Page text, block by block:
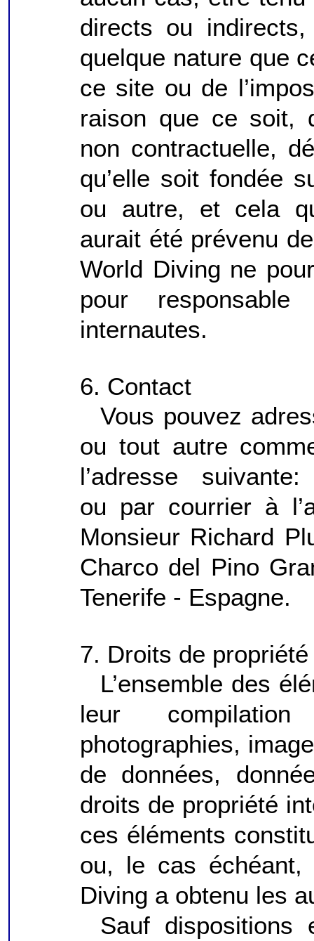
directs ou
quelque nature que
ce site ou de
raison que ce soit,
non contractuelle,
qu’elle soit fondée
ou autre, et cela
aurait été prévenu
World Diving ne
pour
internautes.
6. Contact
Vous pouvez
ou tout autre
l’adresse suivante:
ou par courrier à
Monsieur Richard
Charco del Pino
Tenerife - Espagne.
7. Droits de
L’ensemble des
leur
photographies,
de données,
droits de propriété
ces éléments
ou, le cas échéant,
Diving a obtenu les
Sauf dispositions